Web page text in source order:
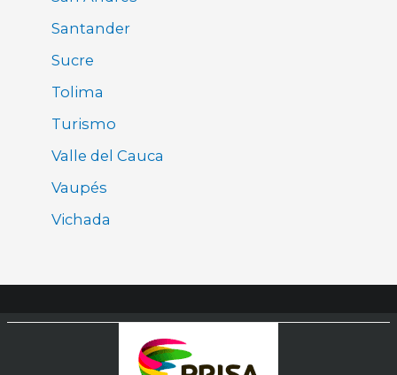
Santander
Sucre
Tolima
Turismo
Valle del Cauca
Vaupés
Vichada